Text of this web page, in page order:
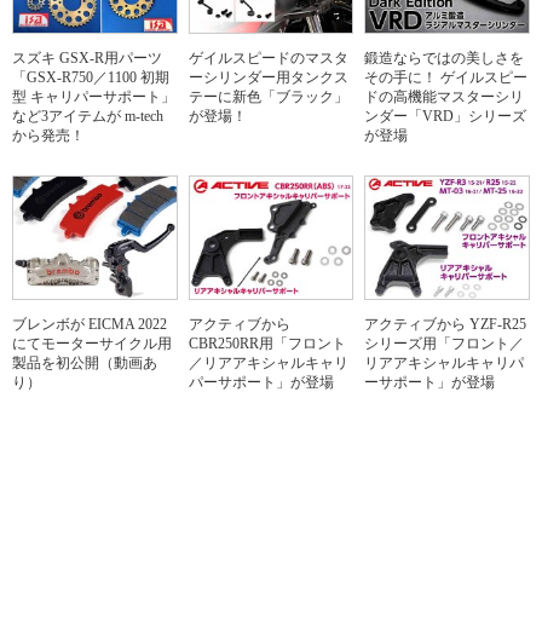
スズキ GSX-R用パーツ
「GSX-R750／1100 初期
型 キャリパーサポート」
など3アイテムが m-tech
から発売！
ゲイルスピードのマスタ
ーシリンダー用タンクス
テーに新色「ブラック」
が登場！
鍛造ならではの美しさを
その手に！ ゲイルスピー
ドの高機能マスターシリ
ンダー「VRD」シリーズ
が登場
ブレンボが EICMA 2022
にてモーターサイクル用
製品を初公開（動画あ
り）
アクティブから
CBR250RR用「フロント
／リアアキシャルキャリ
パーサポート」が登場
アクティブから YZF-R25
シリーズ用「フロント／
リアアキシャルキャリパ
ーサポート」が登場